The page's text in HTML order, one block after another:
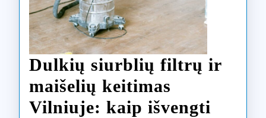
Dulkių siurblių filtrų ir
maišelių keitimas
Vilniuje: kaip išvengti